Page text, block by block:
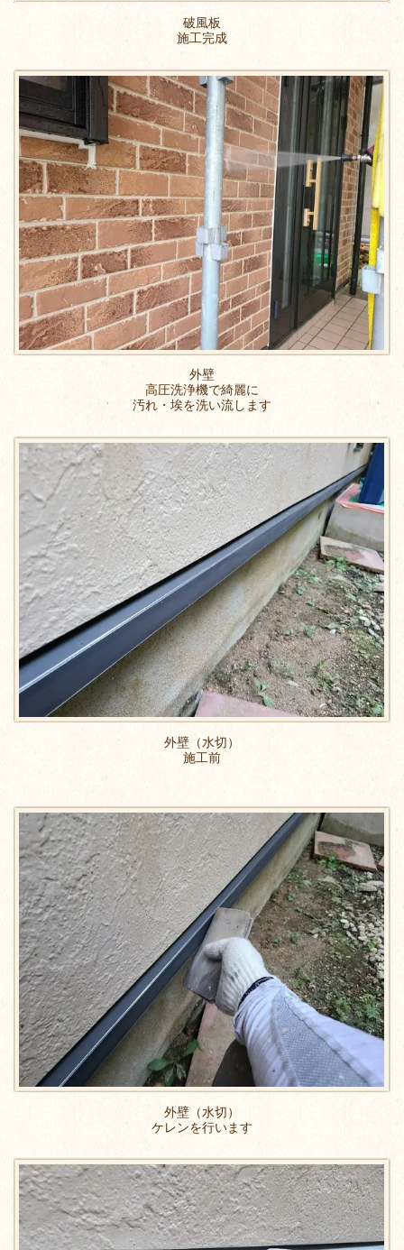
破風板
施工完成
外壁
高圧洗浄機で綺麗に
汚れ・埃を洗い流します
外壁（水切）
施工前
外壁（水切）
ケレンを行います